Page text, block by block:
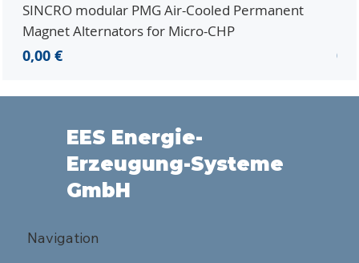
SINCRO modular PMG Air-Cooled Permanent
Magnet Alternators for Micro-CHP
Preis
0,00 €
EES Energie-
Erzeugung-Systeme
GmbH
Navigation